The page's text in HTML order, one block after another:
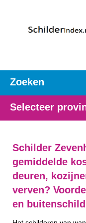
Zoeken
Selecteer
Schilder
gemiddelde
deuren,
verven?
en